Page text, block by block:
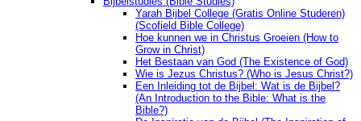
Yarah Bijbel College (Gratis Online Studeren)
(Scofield Bible College)
Hoe kunnen we in Christus Groeien (How to
Grow in Christ)
Het Bestaan ​​van God (The Existence of God)
Wie is Jezus Christus? (Who is Jesus Christ?)
Een Inleiding tot de Bijbel: Wat is de Bijbel?
(An Introduction to the Bible: What is the
Bible?)